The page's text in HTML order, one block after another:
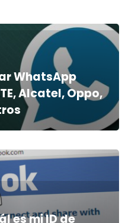
WhatsApp
Alcatel, Oppo,
es mi ID de